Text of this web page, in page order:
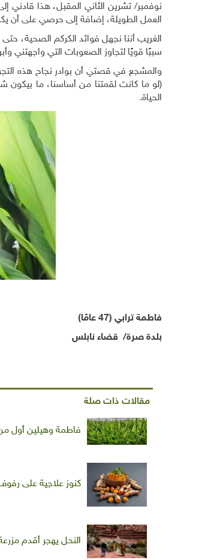
نوفمبر/ تشرين الثاني المقبل، هذا قادني
العمل الطويلة، إضافة إلى حرصي على أن
الغريب أننا نجهل فوائد الكركم الصحية،
سببًا قويًا لتجاوز الصعوبات التي واجهتني
والمشجع في قصتي أن بوادر نجاح هذه
(لو ما كانت لقمتنا من أساسنا، ما بيكون
الحياة.
فاطمة ترابي (47 عامًا)
بلدة صرة/ قضاء نابلس
مقالات ذات صلة
فاطمة وهيلين أول
كنوز علاجية على
النحل يهجر أقدم